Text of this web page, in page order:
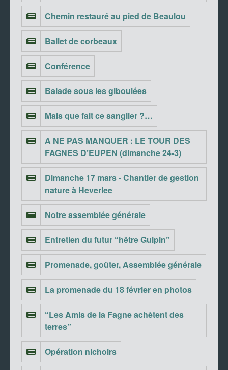
Chemin restauré au pied de Beaulou
Ballet de corbeaux
Conférence
Balade sous les giboulées
Mais que fait ce sanglier ?…
A NE PAS MANQUER : LE TOUR DES
FAGNES D’EUPEN (dimanche 24-3)
Dimanche 17 mars - Chantier de gestion
nature à Heverlee
Notre assemblée générale
Entretien du futur “hêtre Gulpin”
Promenade, goûter, Assemblée générale
La promenade du 18 février en photos
“Les Amis de la Fagne achètent des
terres”
Opération nichoirs